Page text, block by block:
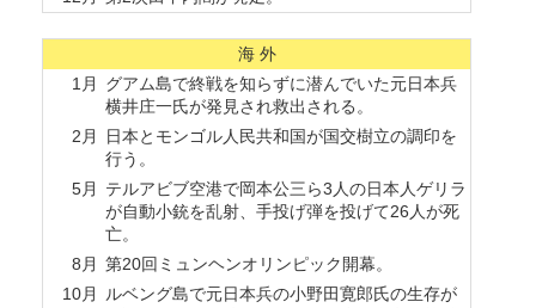
海 外
1月
グアム島で終戦を知らずに潜んでいた元日本兵
横井庄一氏が発見され救出される。
2月
日本とモンゴル人民共和国が国交樹立の調印を
行う。
5月
テルアビブ空港で岡本公三ら3人の日本人ゲリラ
が自動小銃を乱射、手投げ弾を投げて26人が死
亡。
8月 第20回ミュンヘンオリンピック開幕。
10月
ルベング島で元日本兵の小野田寛郎氏の生存が